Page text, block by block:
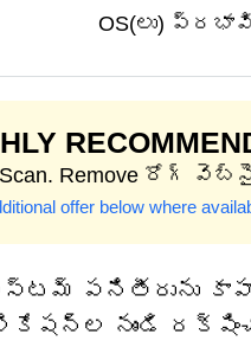
OS(లు)
Remove రోగ్
offer below where
పనితీరును
నుండి